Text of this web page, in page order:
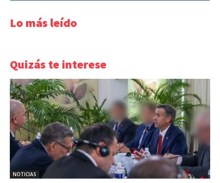
Lo más leído
Quizás te interese
NOTICIAS